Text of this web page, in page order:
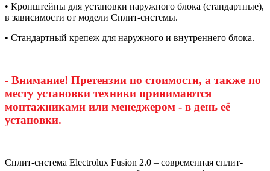
• Кронштейны для установки наружного блока (стандартные),
в зависимости от модели Сплит-системы.
• Стандартный крепеж для наружного и внутреннего блока.
- Внимание! Претензии по стоимости, а также по
месту установки техники принимаются
монтажниками или менеджером - в день её
установки.
Сплит-система Electrolux Fusion 2.0 – современная сплит-